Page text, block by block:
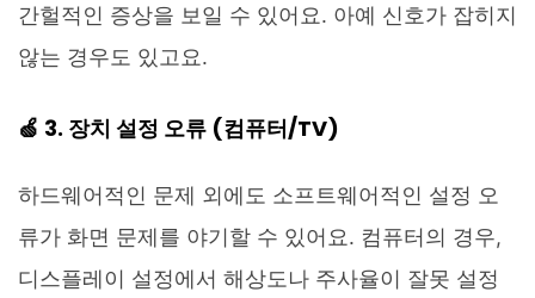
간헐적인 증상을 보일 수 있어요. 아예 신호가 잡히지
않는 경우도 있고요.
🍏 3. 장치 설정 오류 (컴퓨터/TV)
하드웨어적인 문제 외에도 소프트웨어적인 설정 오
류가 화면 문제를 야기할 수 있어요. 컴퓨터의 경우,
디스플레이 설정에서 해상도나 주사율이 잘못 설정